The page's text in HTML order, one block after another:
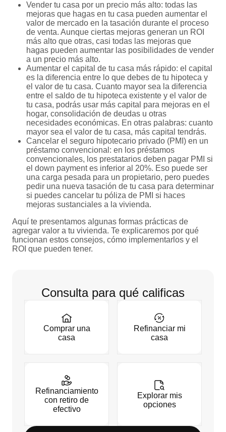
Vender tu casa por un precio más alto: todas las
mejoras que hagas en tu casa pueden aumentar el
valor de mercado en la tasación durante el proceso
de venta. Aunque ciertas mejoras generan un ROI
más alto que otras, casi todas las mejoras que
hagas pueden aumentar las posibilidades de vender
a un precio más alto.
Aumentar el capital de tu casa más rápido: el capital
es la diferencia entre lo que debes de tu hipoteca y
el valor de tu casa. Cuanto mayor sea la diferencia
entre el saldo de tu hipoteca existente y el valor de
tu casa, podrás usar más capital para mejoras en el
hogar, consolidación de deudas u otras
necesidades económicas. En otras palabras: cuanto
mayor sea el valor de tu casa, más capital tendrás.
Cancelar el seguro hipotecario privado (PMI) en un
préstamo convencional: en los préstamos
convencionales, los prestatarios deben pagar PMI si
el down payment es inferior al 20%. Eso puede ser
una carga pesada para un propietario, pero puedes
pedir una nueva tasación de tu casa para determinar
si puedes cancelar tu póliza de PMI si haces
mejoras sustanciales a la vivienda.
Aquí te presentamos algunas formas prácticas de
agregar valor a tu vivienda. Te explicaremos por qué
funcionan estos consejos, cómo implementarlos y el
ROI que pueden tener.
Consulta para qué calificas
Comprar una
casa
Refinanciar mi
casa
Refinanciamiento
con retiro de
efectivo
Explorar mis
opciones